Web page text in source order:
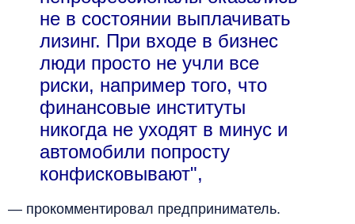
не в состоянии выплачивать
лизинг. При входе в бизнес
люди просто не учли все
риски, например того, что
финансовые институты
никогда не уходят в минус и
автомобили попросту
конфисковывают",
— прокомментировал предприниматель.